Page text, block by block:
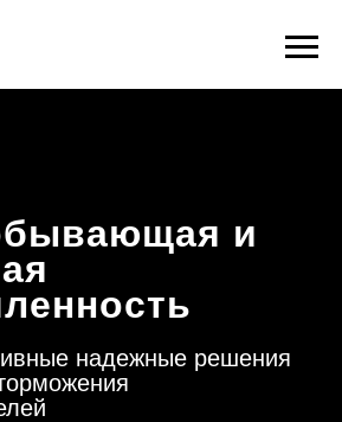
и
надежные решения